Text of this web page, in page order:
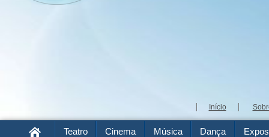
Início
Teatro Cinema Música Dança